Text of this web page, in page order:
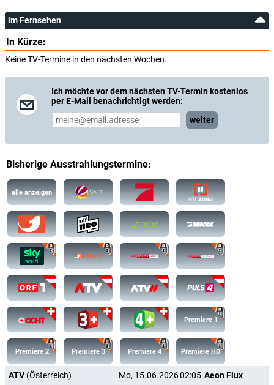
im Fernsehen
In Kürze:
Keine TV-Termine in den nächsten Wochen.
Ich möchte vor dem nächsten TV-Termin kostenlos
per E-Mail benachrichtigt werden:
weiter
Bisherige Ausstrahlungstermine:
alle anzeigen
Premiere 1
Premiere 2 Premiere 3 Premiere 4 Premiere HD
ATV (Österreich) Mo, 15.06.202602:05 Aeon Flux